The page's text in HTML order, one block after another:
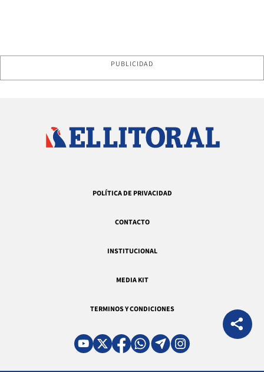
PUBLICIDAD
POLÍTICA DE PRIVACIDAD
CONTACTO
INSTITUCIONAL
MEDIA KIT
TERMINOS Y CONDICIONES